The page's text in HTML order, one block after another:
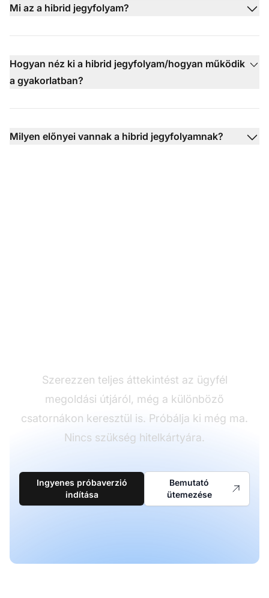
Mi az a hibrid jegyfolyam?
Hogyan néz ki a hibrid jegyfolyam/hogyan működik
a gyakorlatban?
Milyen előnyei vannak a hibrid jegyfolyamnak?
Szerezzen teljes áttekintést az ügyfél
megoldási útjáról, még a különböző
csatornákon keresztül is. Próbálja ki még ma.
Nincs szükség hitelkártyára.
Ingyenes próbaverzió
indítása
Bemutató
ütemezése